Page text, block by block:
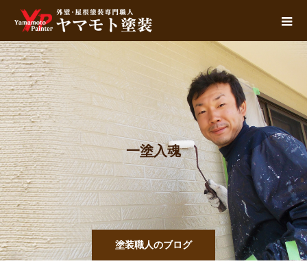
塗装職人のブログ
一塗入魂